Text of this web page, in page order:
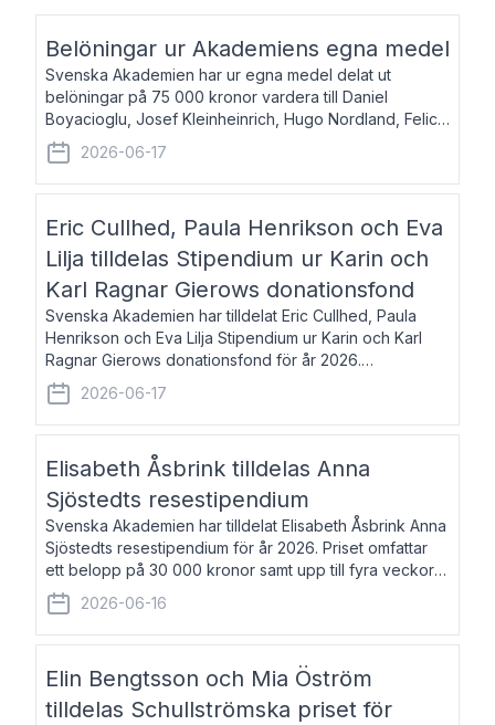
Belöningar ur Akademiens egna medel
Svenska Akademien har ur egna medel delat ut
belöningar på 75 000 kronor vardera till Daniel
Boyacioglu, Josef Kleinheinrich, Hugo Nordland, Felicia
Stenroth och Svante Strandberg. Daniel Boyacioglu,
född 1981, är poet och scenartist. Josef
2026-06-17
Eric Cullhed, Paula Henrikson och Eva
Lilja tilldelas Stipendium ur Karin och
Karl Ragnar Gierows donationsfond
Svenska Akademien har tilldelat Eric Cullhed, Paula
Henrikson och Eva Lilja Stipendium ur Karin och Karl
Ragnar Gierows donationsfond för år 2026.
Stipendiebeloppet är på 70 000 kronor vardera. Eric
Cullhed, född 1985, är professor i grekis
2026-06-17
Elisabeth Åsbrink tilldelas Anna
Sjöstedts resestipendium
Svenska Akademien har tilldelat Elisabeth Åsbrink Anna
Sjöstedts resestipendium för år 2026. Priset omfattar
ett belopp på 30 000 kronor samt upp till fyra veckors
fri vistelse i Akademiens lägenhet i Berlin. Elisabeth
Åsbrink, född 1965 oc
2026-06-16
Elin Bengtsson och Mia Öström
tilldelas Schullströmska priset för